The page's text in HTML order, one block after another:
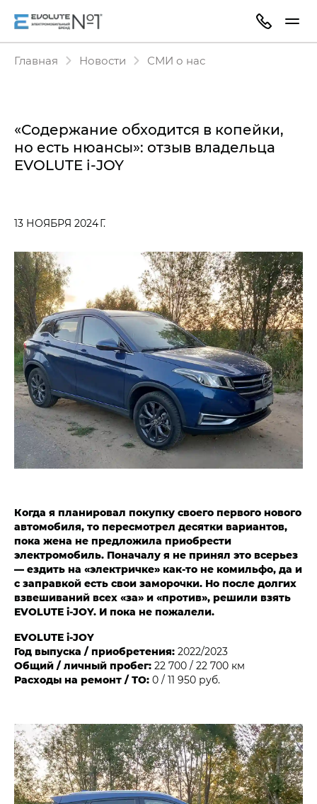
Главная Новости СМИ о нас
«Содержание обходится в копейки,
но есть нюансы»: отзыв владельца
EVOLUTE i-JOY
13 НОЯБРЯ 2024 Г.
Когда я планировал покупку своего первого нового
автомобиля, то пересмотрел десятки вариантов,
пока жена не предложила приобрести
электромобиль. Поначалу я не принял это всерьез
— ездить на «электричке» как-то не комильфо, да и
с заправкой есть свои заморочки. Но после долгих
взвешиваний всех «за» и «против», решили взять
EVOLUTE i‑JOY. И пока не пожалели.
EVOLUTE i‑JOY
Год выпуска / приобретения: 2022/2023
Общий / личный пробег: 22 700 / 22 700 км
Расходы на ремонт / ТО: 0 / 11 950 руб.